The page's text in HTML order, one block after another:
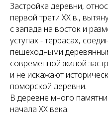
Застройка деревни,
первой трети XX в.,
с запада на восток и
уступах - террасах,
пешеходными
современной жилой
и не искажают
поморской деревни.
В деревне много
начала XX века.